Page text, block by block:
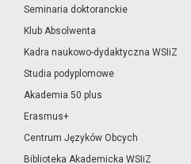
Seminaria doktoranckie
Klub Absolwenta
Kadra naukowo-dydaktyczna WSIiZ
Studia podyplomowe
Akademia 50 plus
Erasmus+
Centrum Języków Obcych
Biblioteka Akademicka WSIiZ